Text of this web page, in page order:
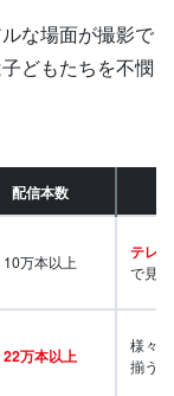
な場面が撮影で
どもたちを不憫
配信本数
10万本以上 テレビ
で見
22万本以上
様々
揃う